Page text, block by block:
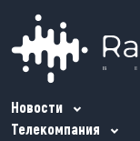
Новости
Телекомпания